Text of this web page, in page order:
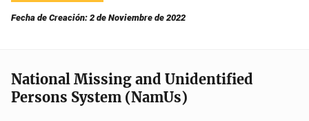
Fecha de Creación: 2 de Noviembre de 2022
National Missing and Unidentified
Persons System (NamUs)